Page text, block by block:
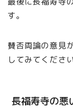
す。
賛否両論の意見
してみてください
長福寿寺の悪